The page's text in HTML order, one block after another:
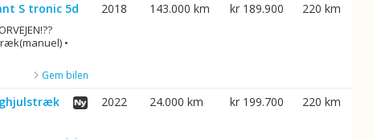
S tronic 5d
•
Gem bilen
2018 143.000 km kr 189.900 220 km
2022 24.000 km kr 199.700 220 km